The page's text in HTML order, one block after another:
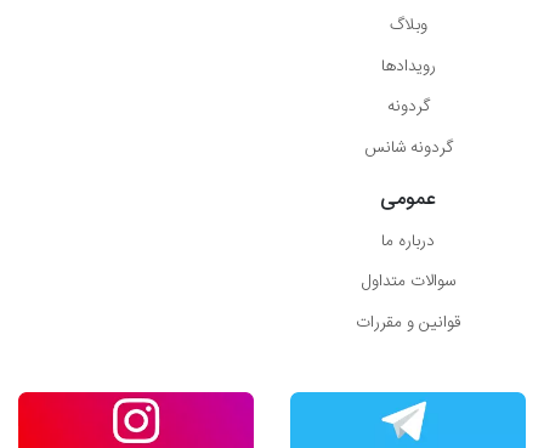
وبلاگ
رویدادها
گردونه
گردونه شانس
عمومی
درباره ما
سوالات متداول
قوانین و مقررات